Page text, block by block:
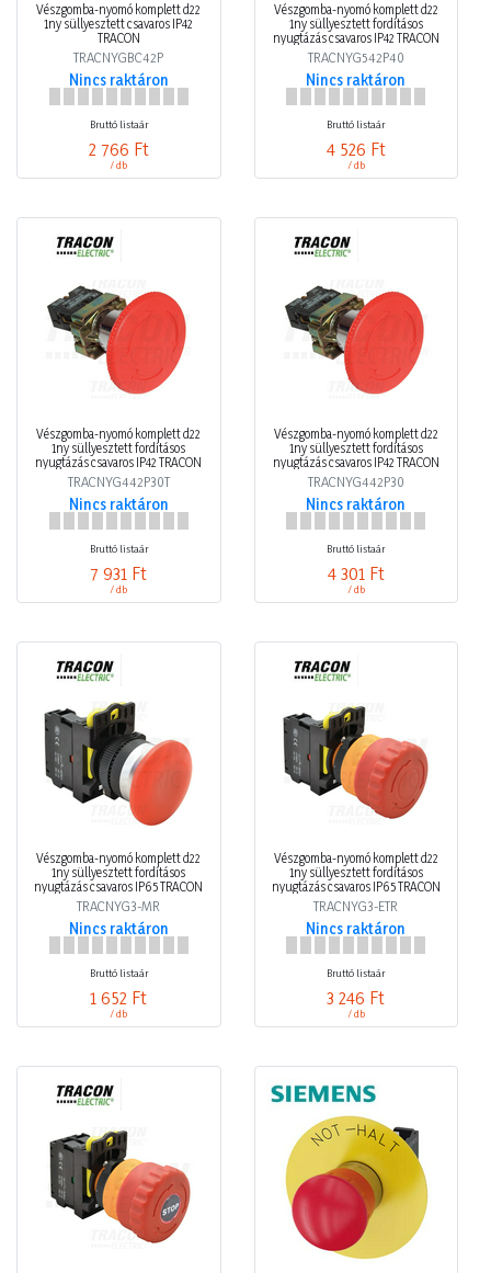
Vészgomba-nyomó komplett d22
1ny süllyesztett csavaros IP42
TRACON
TRACNYGBC42P
Nincs raktáron
Bruttó listaár
2 766 Ft
/ db
Vészgomba-nyomó komplett d22
1ny süllyesztett fordításos
nyugtázás csavaros IP42 TRACON
TRACNYG542P40
Nincs raktáron
Bruttó listaár
4 526 Ft
/ db
Vészgomba-nyomó komplett d22
1ny süllyesztett fordításos
nyugtázás csavaros IP42 TRACON
TRACNYG442P30T
Nincs raktáron
Bruttó listaár
7 931 Ft
/ db
Vészgomba-nyomó komplett d22
1ny süllyesztett fordításos
nyugtázás csavaros IP42 TRACON
TRACNYG442P30
Nincs raktáron
Bruttó listaár
4 301 Ft
/ db
Vészgomba-nyomó komplett d22
1ny süllyesztett fordításos
nyugtázás csavaros IP65 TRACON
TRACNYG3-MR
Nincs raktáron
Bruttó listaár
1 652 Ft
/ db
Vészgomba-nyomó komplett d22
1ny süllyesztett fordításos
nyugtázás csavaros IP65 TRACON
TRACNYG3-ETR
Nincs raktáron
Bruttó listaár
3 246 Ft
/ db